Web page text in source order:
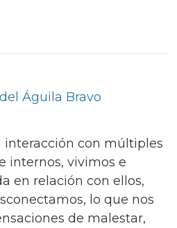
Águila Bravo
interacción con múltiples
internos, vivimos e
en relación con ellos,
lo que nos
de malestar,